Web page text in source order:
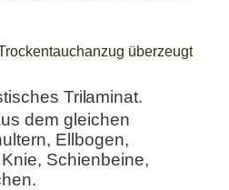
überzeugt
Trilaminat.
dem gleichen
Ellbogen,
Schienbeine,